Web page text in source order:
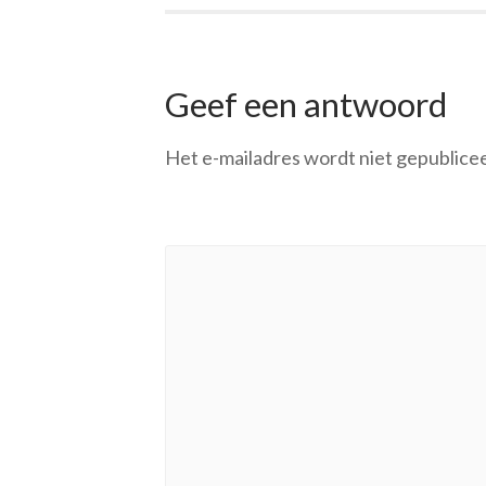
Geef een antwoord
Het e-mailadres wordt niet